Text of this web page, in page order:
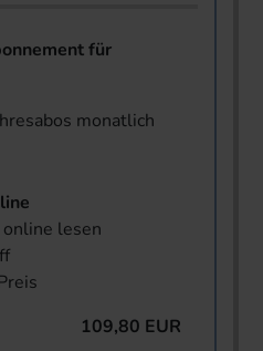
für
monatlich
lesen
109,80 EUR